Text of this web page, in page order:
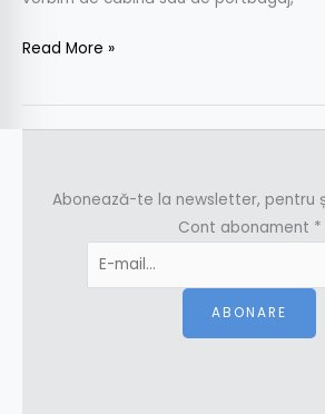
Read More »
Abonează-te la newsletter, pentru
Cont abonament *
ABONARE